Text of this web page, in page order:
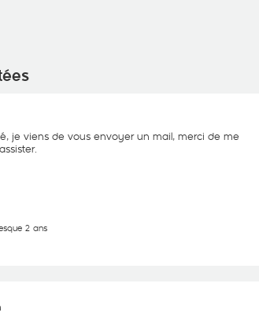
je viens de vous envoyer un mail, merci de me
2 ans